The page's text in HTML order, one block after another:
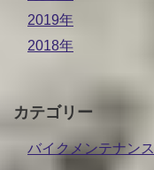
2019年
2018年
カテゴリー
バイクメンテナンス